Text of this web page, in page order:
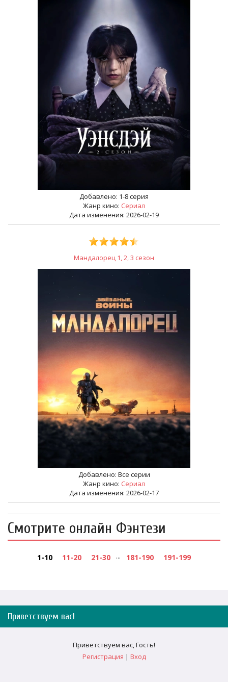
Добавлено: 1-8 серия
Жанр кино: Сериал
Дата изменения: 2026-02-19
Мандалорец 1, 2, 3 сезон
Добавлено: Все серии
Жанр кино: Сериал
Дата изменения: 2026-02-17
Смотрите онлайн Фэнтези
1-10 11-20 21-30 ... 181-190 191-199
Приветствуем вас!
Приветствуем вас,Гость!
Регистрация | Вход